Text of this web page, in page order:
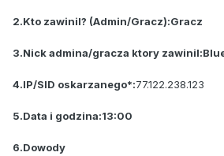
2.Kto zawinil? (Admin/Gracz):Gracz
3.Nick admina/gracza ktory
4.IP/SID oskarzanego*:77.122.238.123
5.Data i godzina:13:00
6.Dowody